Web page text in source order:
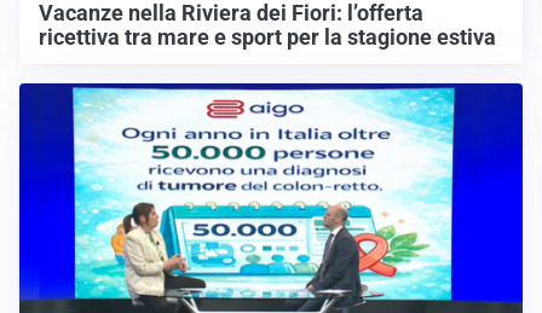
Vacanze nella Riviera dei Fiori: l’offerta
ricettiva tra mare e sport per la stagione estiva